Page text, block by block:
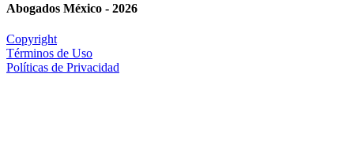
Abogados México - 2026
Copyright
Términos de Uso
Políticas de Privacidad